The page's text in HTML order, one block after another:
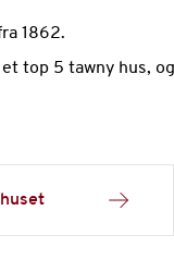
1862.
top 5 tawny hus,